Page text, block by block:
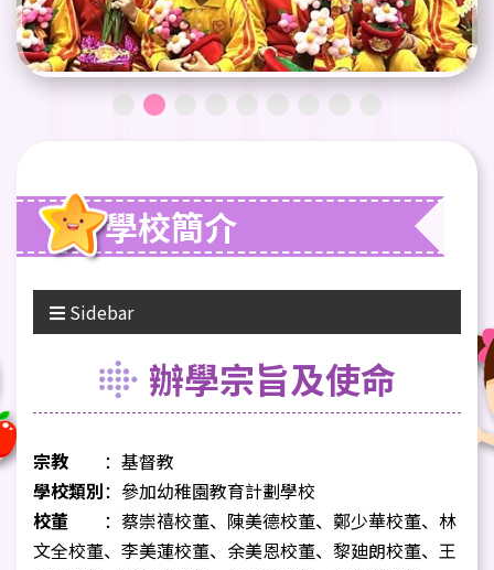
學校簡介
Sidebar
辦學宗旨及使命
宗教 ：基督教
學校類別：參加幼稚園教育計劃學校
校董 ：蔡崇禧校董、陳美德校董、鄭少華校董、林
文全校董、李美蓮校董、余美恩校董、黎廸朗校董、王